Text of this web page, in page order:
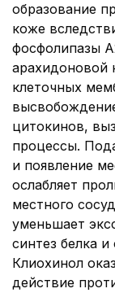
образование
коже
фосфолипазы
арахидоновой
клеточных
цитокинов,
процессы.
и появление
ослабляет
местного
уменьшает
синтез белка
Клиохинол
действие